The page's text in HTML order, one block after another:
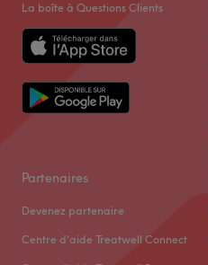
La boîte à Questions Clients
Partenaires
Devenez partenaire
Centre d'aide Treatwell Connect